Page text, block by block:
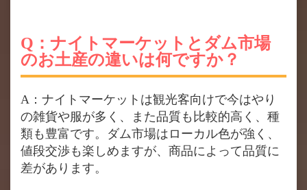
Q：ナイトマーケットとダム市場
のお土産の違いは何ですか？
A：ナイトマーケットは観光客向けで今はやり
の雑貨や服が多く、また品質も比較的高く、種
類も豊富です。ダム市場はローカル色が強く、
値段交渉も楽しめますが、商品によって品質に
差があります。